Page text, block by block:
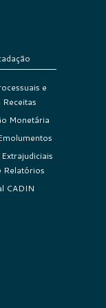
e
Receitas
Monetária
Relatórios
CADIN